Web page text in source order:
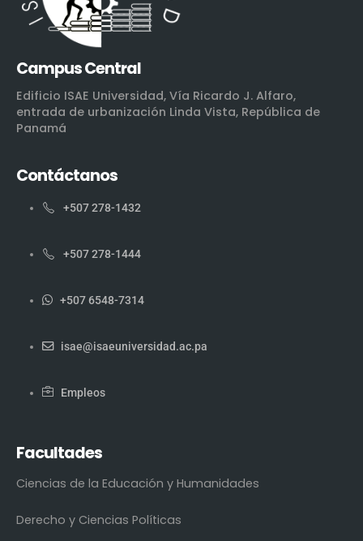
Campus Central
Edificio ISAE Universidad, Vía Ricardo J. Alfaro,
entrada de urbanización Linda Vista, República de
Panamá
Contáctanos
+507 278-1432
+507 278-1444
+507 6548-7314
isae@isaeuniversidad.ac.pa
Empleos
Facultades
Ciencias de la Educación y Humanidades
Derecho y Ciencias Políticas